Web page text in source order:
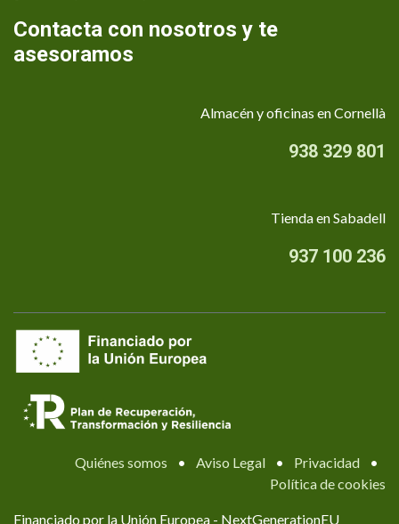
Contacta con nosotros y te
asesoramos
Almacén y oficinas en Cornellà
938 329 801
Tienda en Sabadell
937 100 236
Quiénes somos • Aviso Legal • Privacidad
•
Política de cookies
Financiado por la Unión Europea - NextGenerationEU